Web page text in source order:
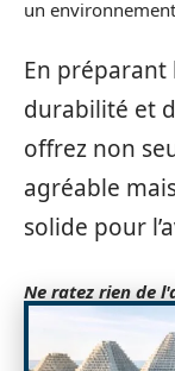
un
En préparant
durabilité et
offrez non
agréable
solide pour
Ne ratez rien de